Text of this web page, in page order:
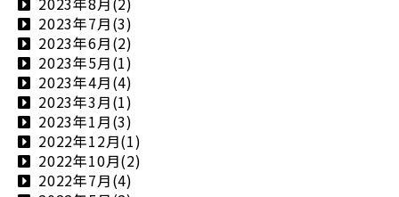
2023年7月(3)
2023年6月(2)
2023年5月(1)
2023年4月(4)
2023年3月(1)
2023年1月(3)
2022年12月(1)
2022年10月(2)
2022年7月(4)